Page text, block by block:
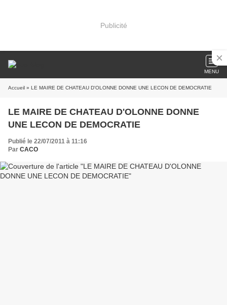
Publicité
MENU
Accueil » LE MAIRE DE CHATEAU D'OLONNE DONNE UNE LECON DE DEMOCRATIE
LE MAIRE DE CHATEAU D'OLONNE DONNE
UNE LECON DE DEMOCRATIE
Publié le 22/07/2011 à 11:16
Par CACO